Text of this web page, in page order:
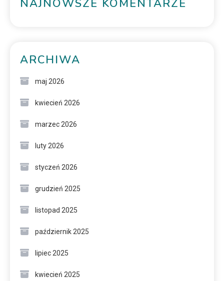
NAJNOWSZE KOMENTARZE
ARCHIWA
maj 2026
kwiecień 2026
marzec 2026
luty 2026
styczeń 2026
grudzień 2025
listopad 2025
październik 2025
lipiec 2025
kwiecień 2025